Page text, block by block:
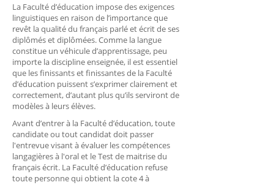
La Faculté d’éducation impose des exigences
linguistiques en raison de l’importance que
revêt la qualité du français parlé et écrit de ses
diplômés et diplômées. Comme la langue
constitue un véhicule d’apprentissage, peu
importe la discipline enseignée, il est essentiel
que les finissants et finissantes de la Faculté
d’éducation puissent s’exprimer clairement et
correctement, d’autant plus qu’ils serviront de
modèles à leurs élèves.
Avant d’entrer à la Faculté d’éducation, toute
candidate ou tout candidat doit passer
l'entrevue visant à évaluer les compétences
langagières à l'oral et le Test de maitrise du
français écrit. La Faculté d’éducation refuse
toute personne qui obtient la cote 4 à